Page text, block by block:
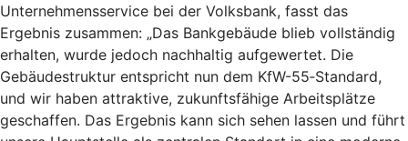
Unternehmensservice bei der Volksbank, fasst das
Ergebnis zusammen: „Das Bankgebäude blieb vollständig
erhalten, wurde jedoch nachhaltig aufgewertet. Die
Gebäudestruktur entspricht nun dem KfW-55‑Standard,
und wir haben attraktive, zukunftsfähige Arbeitsplätze
geschaffen. Das Ergebnis kann sich sehen lassen und führt